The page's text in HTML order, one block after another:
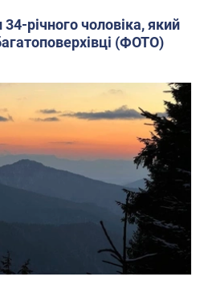
річного чоловіка, який
(ФОТО)